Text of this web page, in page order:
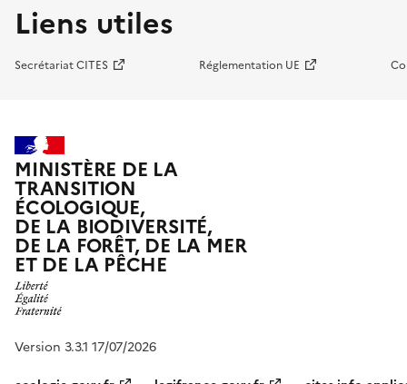
Liens utiles
Secrétariat CITES Réglementation UE
MINISTÈRE DE LA
TRANSITION
ÉCOLOGIQUE,
DE LA BIODIVERSITÉ,
DE LA FORÊT, DE LA MER
ET DE LA PÊCHE
Version 3.3.1 17/07/2026